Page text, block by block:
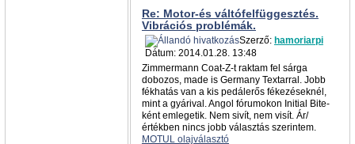
Re: Motor-és váltófelfüggesztés.
Vibrációs problémák.
Szerző: hamoriarpi
Dátum: 2014.01.28. 13:48
Zimmermann Coat-Z-t raktam fel sárga
dobozos, made is Germany Textarral. Jobb
fékhatás van a kis pedálerős fékezéseknél,
mint a gyárival. Angol fórumokon Initial Bite-
ként emlegetik. Nem sivít, nem visít. Ár/
értékben nincs jobb választás szerintem.
MOTUL olajválasztó